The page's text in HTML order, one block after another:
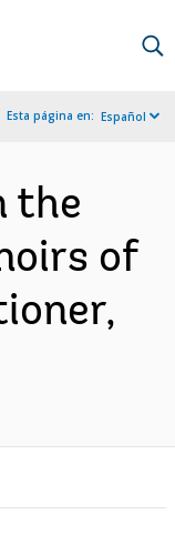
Esta página en: Español
the
of